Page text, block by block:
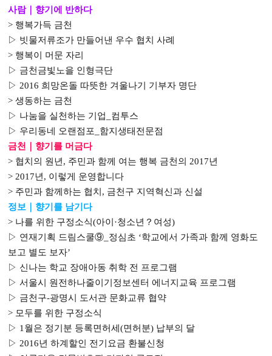
사람｜ 향기에 반하다
> 행복가득 금천
▷ 빗물저류조가 만들어낸 우수 협치 사례
> 행복이 머문 자리
▷ 금천금빛노을 인형극단
▷ 2016 희망온돌 따뜻한 겨울나기 기부자 명단
>생동하는 금천
▷ 나눔을 실천하는 기업
컴투스
▷ 우리동네 오랜점포
함지생태전문점
금천｜ 향기를 머금다
> 협치의 원년 , 주민과 함께 여는 행복 금천의 2017년
> 2017년 , 이렇게 운영합니다
> 주민과 함께하는 협치 , 금천구 지역혁신과 신설
정보｜ 향기를 남기다
> 나를 위한 구정소식(아이 ·청소년 ？ 여성)
▷ 연재기획 드림스쿨⑨ 정심초 ‘학교에서 가족과 함께 영화도
보고 별도 보자’
▷ 신나는 학교 장애아동 취학 전 프로그램
▷서울시 원전하나줄이기정보센터 에너지교육 프로그램
▷ 금천구-광명시 도서관 문화교류 협약
> 모두를 위한 구정소식
▷ 1 월은 정기분 등록면허세(면허분) 납부의 달
▷ 2016년 하계할인 전기요금 환불신청